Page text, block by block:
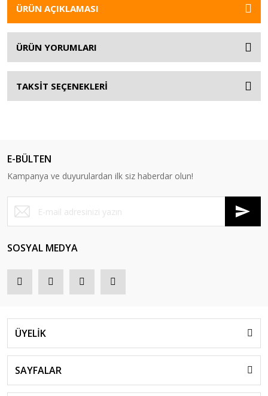
ÜRÜN AÇIKLAMASI
ÜRÜN YORUMLARI
TAKSİT SEÇENEKLERİ
E-BÜLTEN
Kampanya ve duyurulardan ilk siz haberdar olun!
SOSYAL MEDYA
ÜYELİK
SAYFALAR